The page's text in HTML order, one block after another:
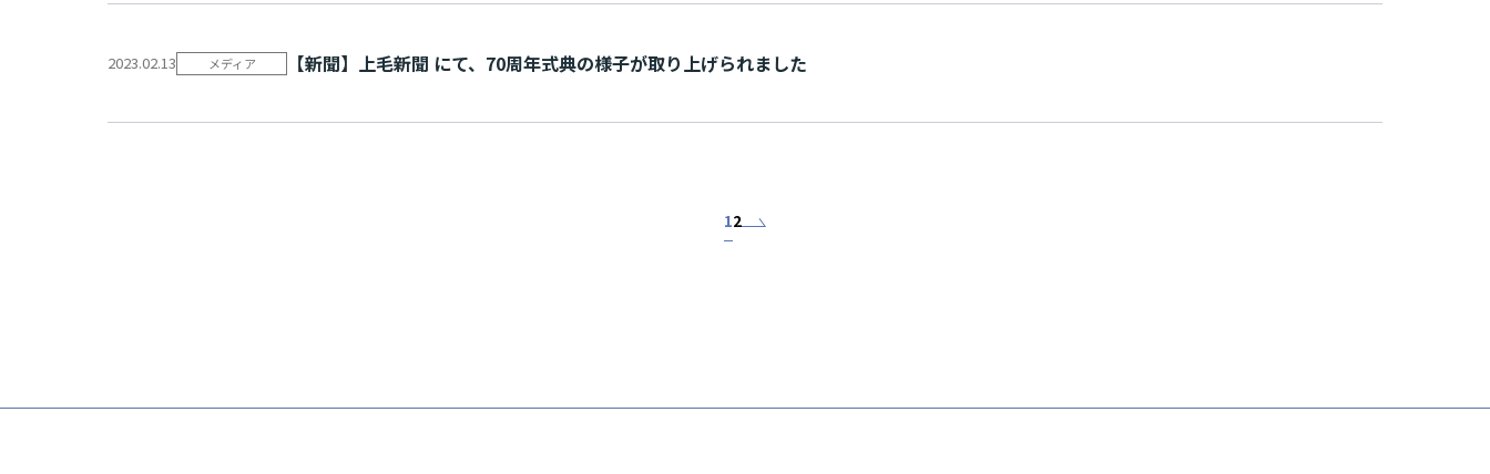
2023.02.13 メディア 【新聞】上毛新聞 にて、70周年式典の様子が取り上げら れ ま し た
送
12